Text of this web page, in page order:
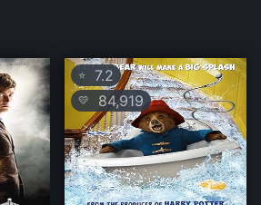
⭐ 7.2
💛 84,919